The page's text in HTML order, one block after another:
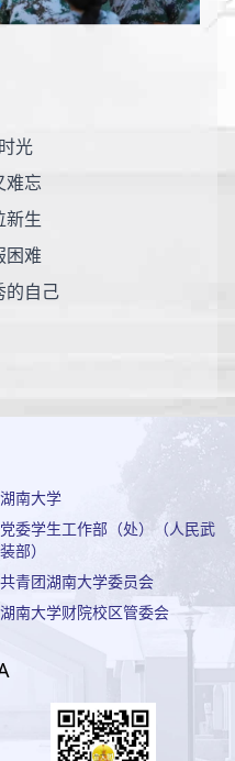
光
难忘
新生
困难
的自己
湖南大学
党委学生工作部（处）（人民武
装部）
共青团湖南大学委员会
湖南大学财院校区管委会